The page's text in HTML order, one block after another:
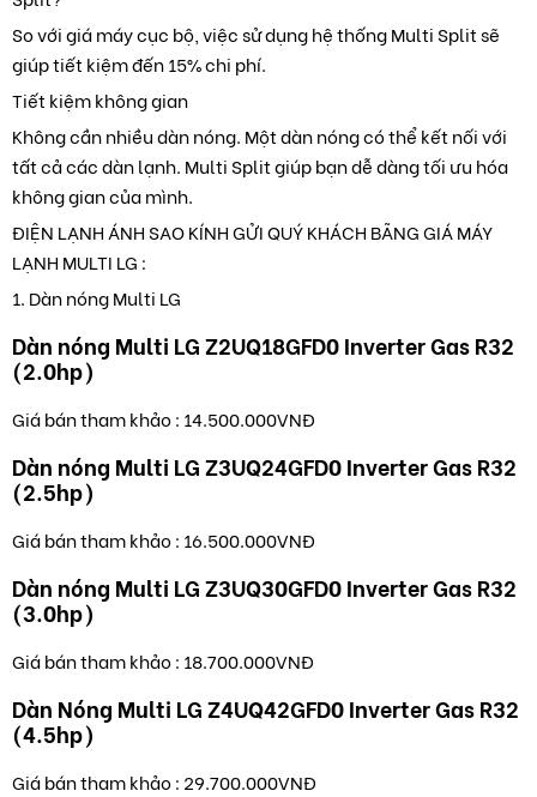
So với giá máy cục bộ, việc sử dụng hệ thống Multi Split sẽ
giúp tiết kiệm đến 15% chi phí.
Tiết kiệm không gian
Không cần nhiều dàn nóng. Một dàn nóng có thể kết nối với
tất cả các dàn lạnh. Multi Split giúp bạn dễ dàng tối ưu hóa
không gian của mình.
ĐIỆN LẠNH ÁNH SAO KÍNH GỬI QUÝ KHÁCH BÃNG GIÁ MÁY
LẠNH MULTI LG :
1. Dàn nóng Multi LG
Dàn nóng Multi LG Z2UQ18GFD0 Inverter Gas R32
(2.0hp)
Giá bán tham khảo : 14.500.000VNĐ
Dàn nóng Multi LG Z3UQ24GFD0 Inverter Gas R32
(2.5hp)
Giá bán tham khảo : 16.500.000VNĐ
Dàn nóng Multi LG Z3UQ30GFD0 Inverter Gas R32
(3.0hp)
Giá bán tham khảo : 18.700.000VNĐ
Dàn Nóng Multi LG Z4UQ42GFD0 Inverter Gas R32
(4.5hp)
Giá bán tham khảo : 29.700.000VNĐ